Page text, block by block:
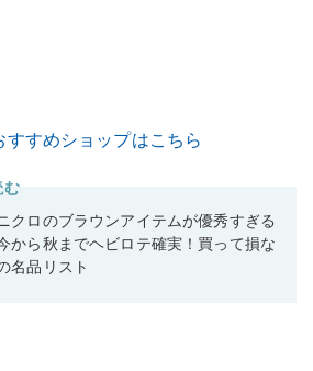
すすめショップはこちら
む
クロのブラウンアイテムが優秀すぎる
から秋までヘビロテ確実！買って損な
名品リスト